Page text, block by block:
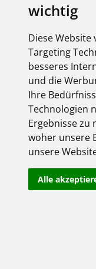
wichtig
Diese Website
Targeting
besseres
und die
Ihre
Technologien
Ergebnisse zu
woher unsere
unsere
Alle